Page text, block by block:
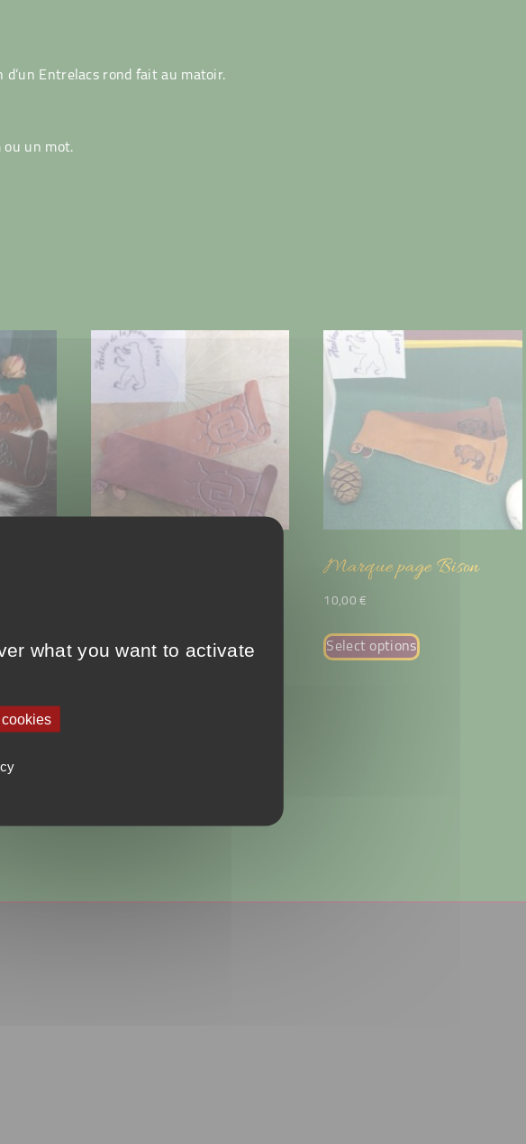
d’un Entrelacs rond fait au matoir.
ou un mot.
Marque page Bison
10,00€
Select options
what you want to activate